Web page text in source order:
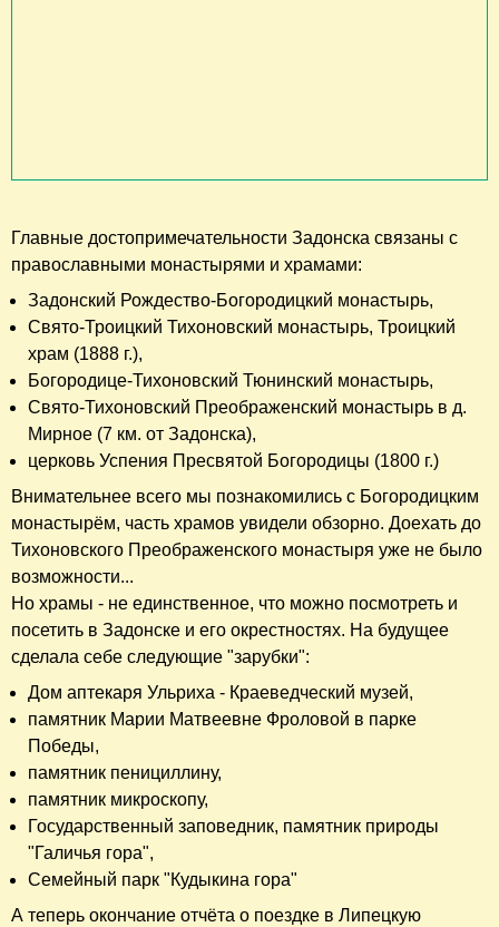
Главные достопримечательности Задонска связаны с
православными монастырями и храмами:
Задонский Рождество-Богородицкий монастырь,
Свято-Троицкий Тихоновский монастырь, Троицкий
храм (1888 г.),
Богородице-Тихоновский Тюнинский монастырь,
Свято-Тихоновский Преображенский монастырь в д.
Мирное (7 км. от Задонска),
церковь Успения Пресвятой Богородицы (1800 г.)
Внимательнее всего мы познакомились с Богородицким
монастырём, часть храмов увидели обзорно. Доехать до
Тихоновского Преображенского монастыря уже не было
возможности...
Но храмы - не единственное, что можно посмотреть и
посетить в Задонске и его окрестностях. На будущее
сделала себе следующие "зарубки":
Дом аптекаря Ульриха - Краеведческий музей,
памятник Марии Матвеевне Фроловой в парке
Победы,
памятник пенициллину,
памятник микроскопу,
Государственный заповедник, памятник природы
"Галичья гора",
Семейный парк "Кудыкина гора"
А теперь окончание отчёта о поездке в Липецкую